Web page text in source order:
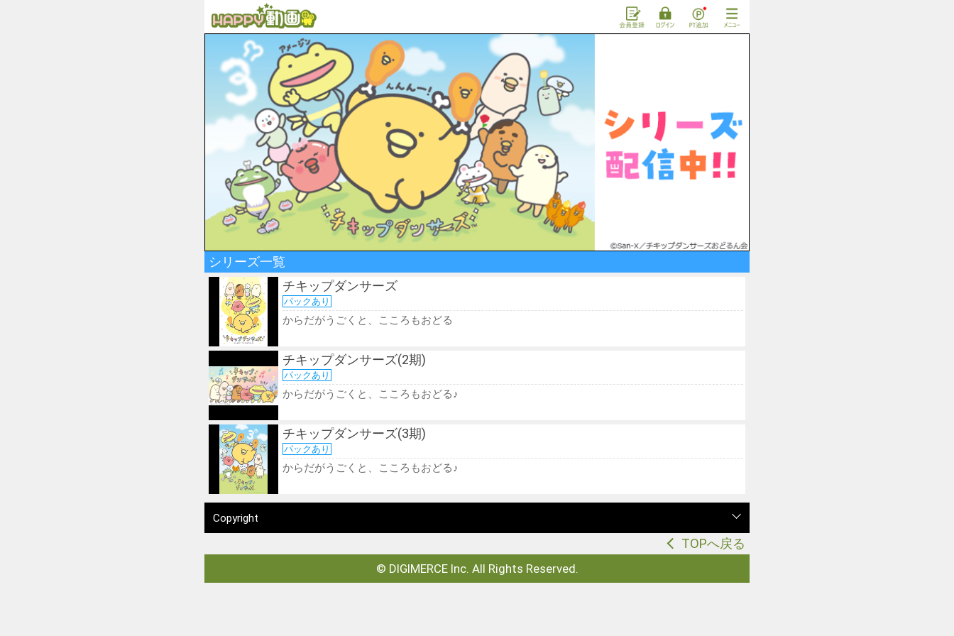
シリーズ一覧
チキップダンサーズ
パックあり
からだがうごくと、こころもおどる
チキップダンサーズ(2期)
パックあり
からだがうごくと、こころもおどる♪
チキップダンサーズ(3期)
パックあり
からだがうごくと、こころもおどる♪
Copyright
TOPへ戻る
© DIGIMERCE Inc. All Rights Reserved.